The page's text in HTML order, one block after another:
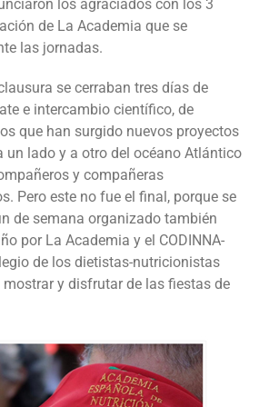
los agraciados con los 3
de La Academia que se
las jornadas.
se cerraban tres días de
e intercambio científico, de
que han surgido nuevos proyectos
un lado y a otro del océano Atlántico
y compañeras
Pero este no fue el final, porque se
de semana organizado también
por La Academia y el CODINNA-
de los dietistas-nutricionistas
mostrar y disfrutar de las fiestas de